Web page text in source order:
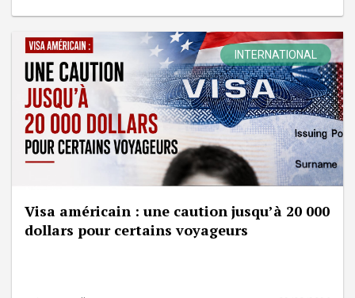
INTERNATIONAL
Visa américain : une caution jusqu’à 20 000
dollars pour certains voyageurs